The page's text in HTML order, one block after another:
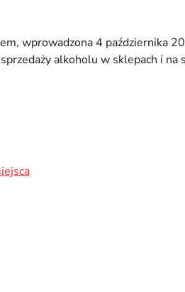
wprowadzona 4 października
sprzedaży alkoholu w sklepach i